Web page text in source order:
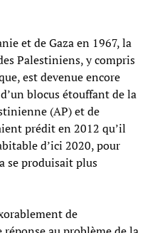
et de Gaza en 1967, la
Palestiniens, y compris
est devenue encore
blocus étouffant de la
(AP) et de
prédit en 2012 qu’il
d’ici 2020, pour
se produisait plus
de